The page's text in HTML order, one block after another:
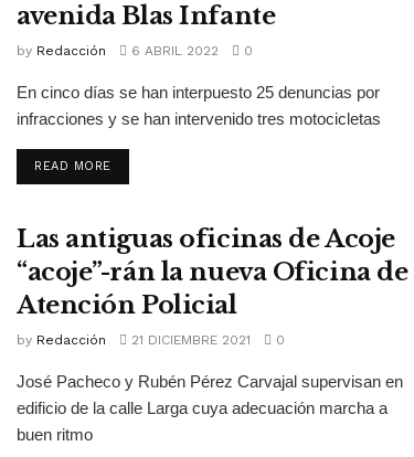
avenida Blas Infante
by Redacción 6 ABRIL 2022 0
En cinco días se han interpuesto 25 denuncias por
infracciones y se han intervenido tres motocicletas
READ MORE
Las antiguas oficinas de Acoje
“acoje”-rán la nueva Oficina de
Atención Policial
by Redacción 21 DICIEMBRE 2021 0
José Pacheco y Rubén Pérez Carvajal supervisan en
edificio de la calle Larga cuya adecuación marcha a
buen ritmo